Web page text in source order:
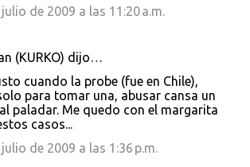
de 2009 a las 11:20 a.m.
(KURKO) dijo…
cuando la probe (fue en Chile),
para tomar una, abusar cansa un
paladar. Me quedo con el margarita
casos...
de 2009 a las 1:36 p.m.